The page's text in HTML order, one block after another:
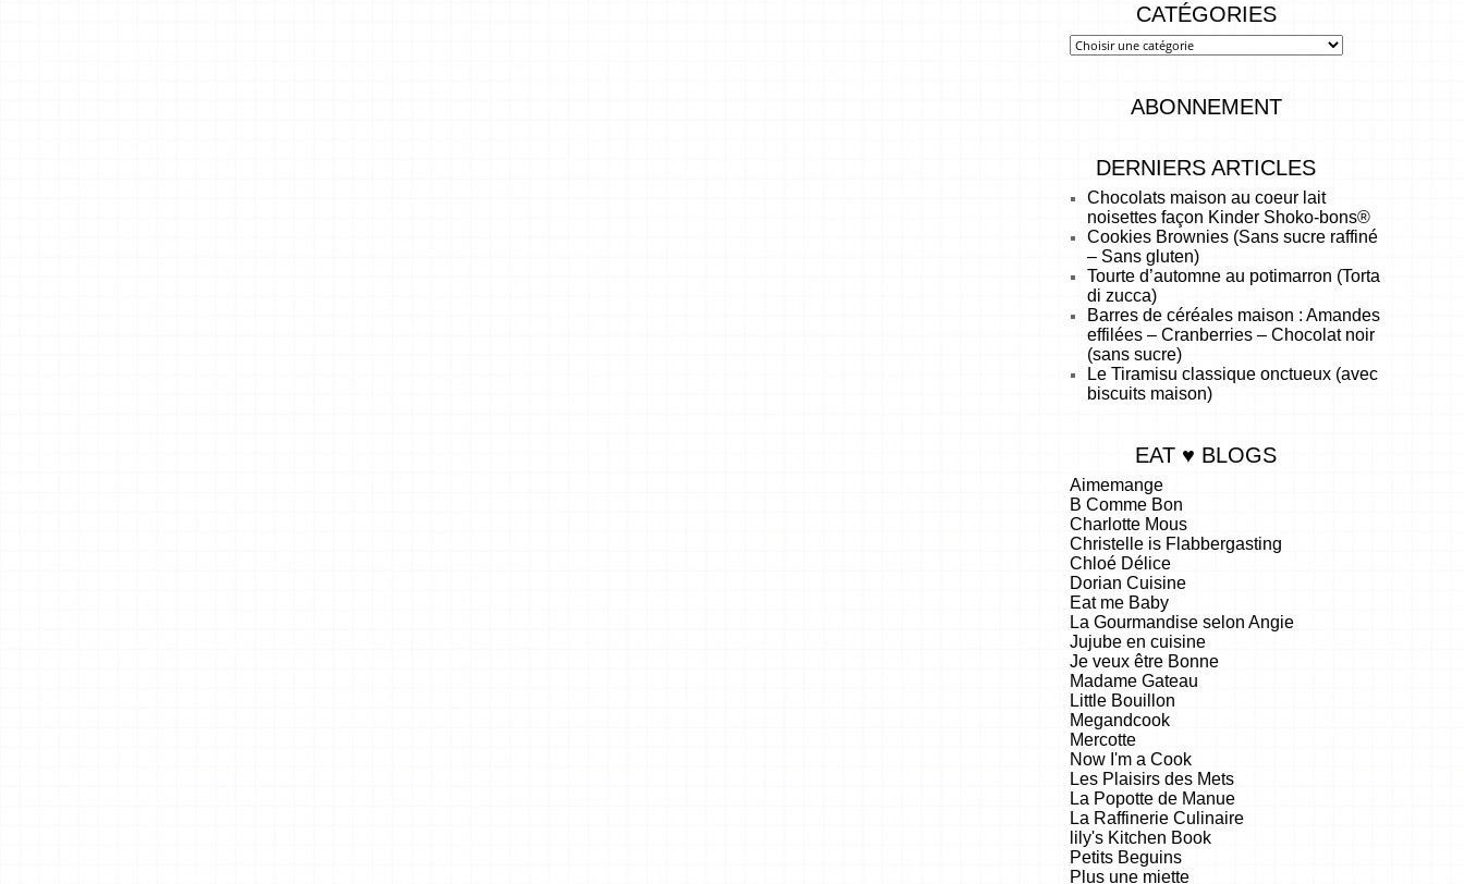
CATÉGORIES
ABONNEMENT
DERNIERS ARTICLES
Chocolats maison au coeur lait
noisettes façon Kinder Shoko-bons®
Cookies Brownies (Sans sucre raffiné
– Sans gluten)
Tourte d’automne au potimarron (Torta
di zucca)
Barres de céréales maison : Amandes
effilées – Cranberries – Chocolat noir
(sans sucre)
Le Tiramisu classique onctueux (avec
biscuits maison)
EAT ♥ BLOGS
Aimemange
B Comme Bon
Charlotte Mous
Christelle is Flabbergasting
Chloé Délice
Dorian Cuisine
Eat me Baby
La Gourmandise selon Angie
Jujube en cuisine
Je veux être Bonne
Madame Gateau
Little Bouillon
Megandcook
Mercotte
Now I'm a Cook
Les Plaisirs des Mets
La Popotte de Manue
La Raffinerie Culinaire
lily's Kitchen Book
Petits Beguins
Plus une miette